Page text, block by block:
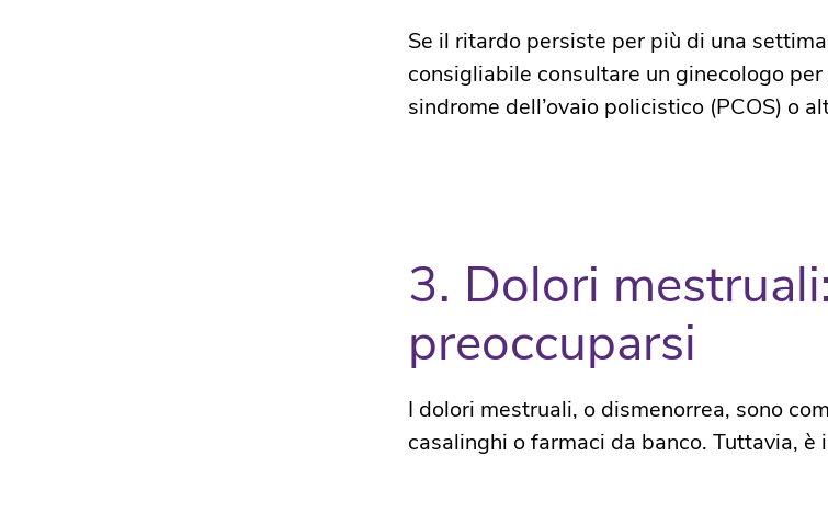
Se il ritardo persiste per più di una
consigliabile consultare un ginecologo
sindrome dell’ovaio policistico (PCOS) o
3. Dolori
preoccuparsi
I dolori mestruali, o dismenorrea, sono
casalinghi o farmaci da banco. Tuttavia,